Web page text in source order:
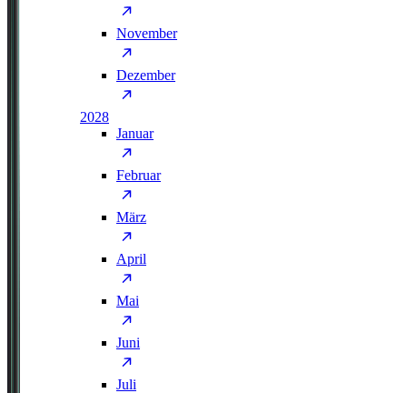
November
Dezember
2028
Januar
Februar
März
April
Mai
Juni
Juli